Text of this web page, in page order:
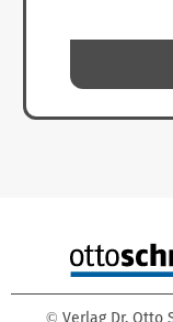
© Verlag Dr. Otto